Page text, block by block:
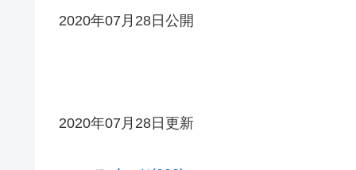
2020年07月28日公開
2020年07月28日更新